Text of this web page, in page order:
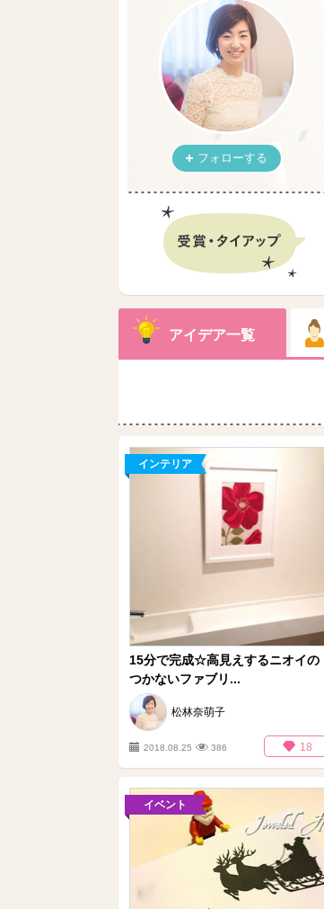
フォローする
アイデア一覧
インテリア
15分で完成☆高見えするニオイの
つかないファブリ...
松林奈萌子
2018.08.25 386 18
イベント